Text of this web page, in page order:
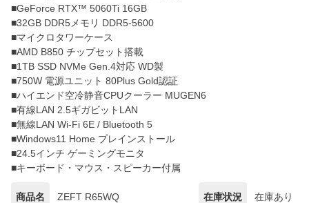
■GeForce RTX™ 5060Ti 16GB
■32GB DDR5メモリ DDR5-5600
■マイクロタワーケース
■AMD B850 チップセット搭載
■1TB SSD NVMe Gen.4対応 WD製
■750W 電源ユニット 80Plus Gold認証
■ハイエンド空冷静音CPUクーラー MUGEN6
■有線LAN 2.5ギガビットLAN
■無線LAN Wi-Fi 6E / Bluetooth 5
■Windows11 Home プレインストール
■24.5インチ ゲーミングモニタ
■キーボード・マウス・スピーカー付属
商品名 ZEFT R65WQ 在庫状況 在庫あり